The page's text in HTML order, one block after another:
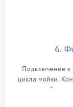
6.
Подключение к
цикла мойки.
до нужной
штатного